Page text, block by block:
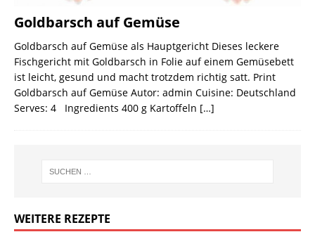
Goldbarsch auf Gemüse
Goldbarsch auf Gemüse als Hauptgericht Dieses leckere
Fischgericht mit Goldbarsch in Folie auf einem Gemüsebett
ist leicht, gesund und macht trotzdem richtig satt. Print
Goldbarsch auf Gemüse Autor: admin Cuisine: Deutschland
Serves: 4 Ingredients 400 g Kartoffeln […]
WEITERE REZEPTE